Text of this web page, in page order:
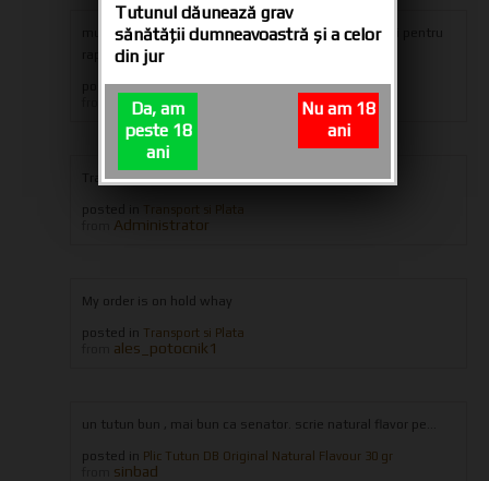
multumesc din suflet oameni dragi pentru produs si pentru
rapiditatea livrarii,ramaneti aceiasi...
posted inTuburi tigari CARTEL 200
iulian eugen
Transport only in Romania
posted in
Transport si Plata
Administrator
My order is on hold whay
posted in Transport si Plata
ales_potocnik1
un tutun bun , mai bun ca senator. scrie natural flavor pe...
posted in Plic Tutun DB Original Natural Flavour 30 gr
sinbad
Tutunul dăunează grav
sănătăţii dumneavoastră şi a celor
din jur
Da, am
peste 18
ani
Nu am 18
ani